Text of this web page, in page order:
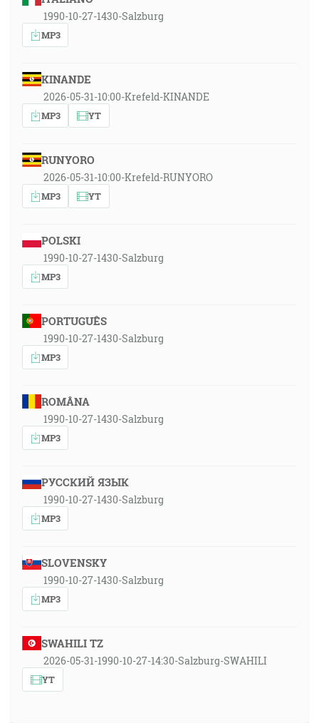
1990-10-27-1430-Salzburg
MP3
KINANDE
2026-05-31-10:00-Krefeld-KINANDE
MP3 YT
RUNYORO
2026-05-31-10:00-Krefeld-RUNYORO
MP3 YT
POLSKI
1990-10-27-1430-Salzburg
MP3
PORTUGUÊS
1990-10-27-1430-Salzburg
MP3
ROMÂNA
1990-10-27-1430-Salzburg
MP3
РУССКИЙ ЯЗЫК
1990-10-27-1430-Salzburg
MP3
SLOVENSKY
1990-10-27-1430-Salzburg
MP3
SWAHILI TZ
2026-05-31-1990-10-27-14:30-Salzburg-SWAHILI
YT